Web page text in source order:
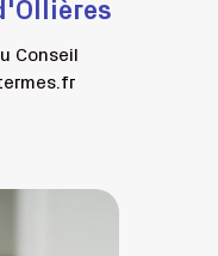
Conseil